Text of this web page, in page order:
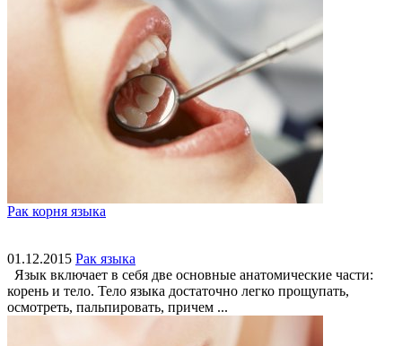
Рак корня языка
01.12.2015 Рак языка
Язык включает в себя две основные анатомические части:
корень и тело. Тело языка достаточно легко прощупать,
осмотреть, пальпировать, причем ...